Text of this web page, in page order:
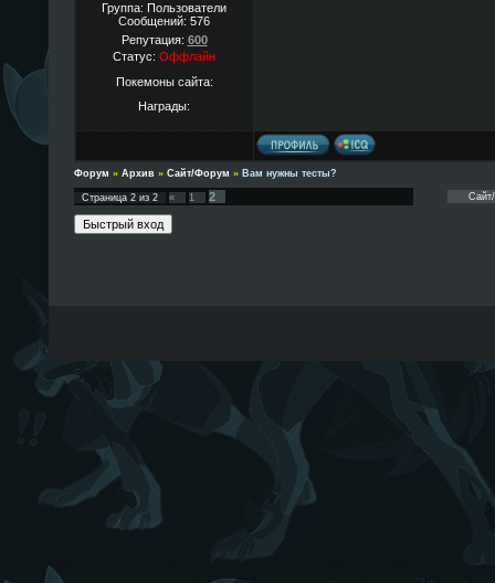
Группа: Пользователи
Сообщений: 576
Репутация: 600
Статус: Оффлайн
Покемоны сайта:
Награды:
Форум » Архив » Сайт/Форум » Вам нужны тесты?
Страница 2из 2 « 1 2